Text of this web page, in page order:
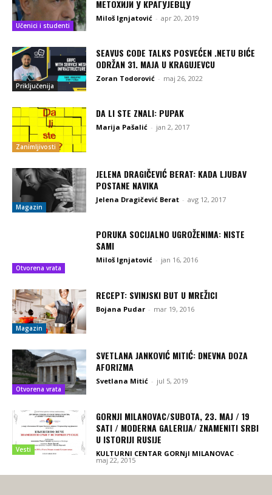
Učenici i studenti
МЕТОХИЈИ У КРАГУЈЕВЦУ
Miloš Ignjatović - apr 20, 2019
Priključenija
SEAVUS CODE TALKS POSVEĆEN .NETU BIĆE
ODRŽAN 31. MAJA U KRAGUJEVCU
Zoran Todorović - maj 26, 2022
Zanimljivosti
DA LI STE ZNALI: PUPAK
Marija Pašalić - jan 2, 2017
Magazin
JELENA DRAGIČEVIĆ BERAT: KADA LJUBAV
POSTANE NAVIKA
Jelena Dragičević Berat - avg 12, 2017
Otvorena vrata
PORUKA SOCIJALNO UGROŽENIMA: NISTE
SAMI
Miloš Ignjatović - jan 16, 2016
Magazin
RECEPT: SVINJSKI BUT U MREŽICI
Bojana Pudar - mar 19, 2016
Otvorena vrata
SVETLANA JANKOVIĆ MITIĆ: DNEVNA DOZA
AFORIZMA
Svetlana Mitić - jul 5, 2019
Vesti
GORNJI MILANOVAC/SUBOTA, 23. MAJ / 19
SATI / MODERNA GALERIJA/ ZNAMENITI SRBI
U ISTORIJI RUSIJE
KULTURNI CENTAR GORNjI MILANOVAC -
maj 22, 2015